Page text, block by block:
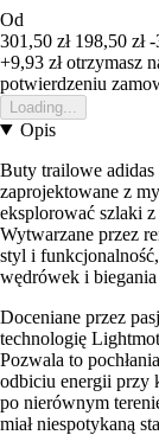
Od
301,50 zł 198,50 zł -
+9,93 złotrzymasz
potwierdzeniu
Loading...
Opis
Buty trailowe adidas
zaprojektowane z
eksplorować szlaki
Wytwarzane przez
styl i
wędrówek i
Doceniane przez
technologię
Pozwala to
odbiciu energii przy
po nierównym
miał niespotykaną